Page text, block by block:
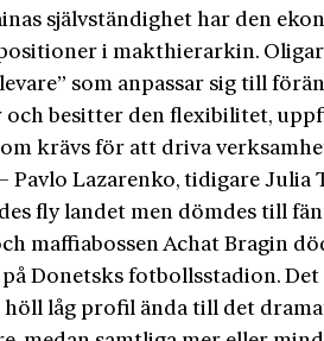
självständighet har den
i makthierarkin.
som anpassar sig till
och besitter den flexibilitet,
krävs för att driva
Pavlo Lazarenko, tidigare Julia
fly landet men dömdes till
maffiabossen Achat Bragin
Donetsks fotbollsstadion.
låg profil ända till det